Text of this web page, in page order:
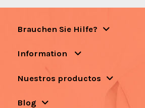
Brauchen Sie Hilfe?
Information
Nuestros productos
Blog